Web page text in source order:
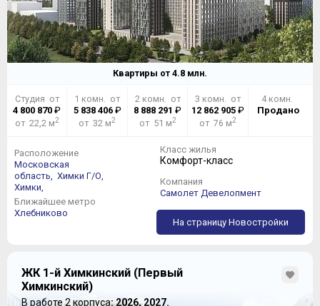
Квартиры от 4.8 млн.
Студия от
4 800 870 ₽
от 22,2 м2
1 комн. от
5 838 406₽
от 32 м2
2 комн. от
8 888 291 ₽
от 51 м2
3 комн. от
12 862 905 ₽
от 76 м2
4 комн.
Продано
Расположение
Московская
область, Химки Г/О,
Химки,
Ближайшее метро
Хлебниково
Класс жилья
Комфорт-класс
Компания
Самолет Девелопмент
На страницу Новостройки
ЖК 1-й Химкинский (Первый
Химкинский)
В работе 2 корпуса: 2026, 2027.